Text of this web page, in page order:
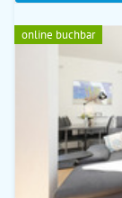
online buchbar